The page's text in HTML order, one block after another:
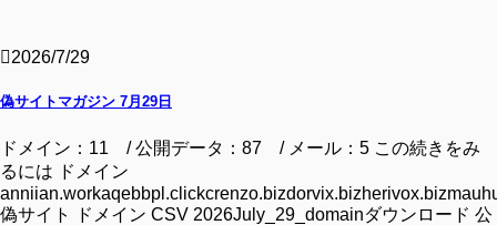
2026/7/29
偽サイトマガジン 7月29日
ドメイン：11 / 公開データ：87 / メール：5 この続きをみ
るには ドメイン
偽サイト ドメイン CSV 2026July_29_domainダウンロード 公